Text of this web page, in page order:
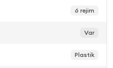
6 rejim
Var
Plastik